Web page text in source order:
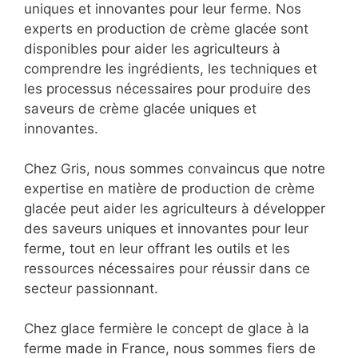
uniques et innovantes pour leur ferme. Nos
experts en production de crème glacée sont
disponibles pour aider les agriculteurs à
comprendre les ingrédients, les techniques et
les processus nécessaires pour produire des
saveurs de crème glacée uniques et
innovantes.
Chez Gris, nous sommes convaincus que notre
expertise en matière de production de crème
glacée peut aider les agriculteurs à développer
des saveurs uniques et innovantes pour leur
ferme, tout en leur offrant les outils et les
ressources nécessaires pour réussir dans ce
secteur passionnant.
Chez glace fermière le concept de glace à la
ferme made in France, nous sommes fiers de